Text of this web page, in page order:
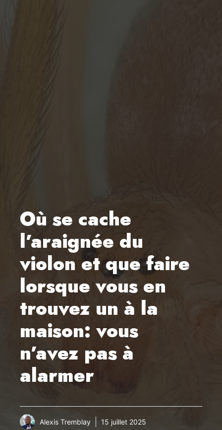
Où se cache
l’araignée du
violon et que faire
lorsque vous en
trouvez un à la
maison: vous
n’avez pas à
alarmer
Alexis Tremblay 15 juillet 2025